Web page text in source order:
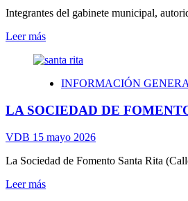
NICOLÁS
Integrantes del gabinete municipal,
Leer másLeer
sobre
DE
CON
Y
DE
ALLAN
INFORMACIÓN
LA SOCIEDAD DE
VDB 15 mayo 2026
La Sociedad de Fomento Santa Rita
Leer másLeer